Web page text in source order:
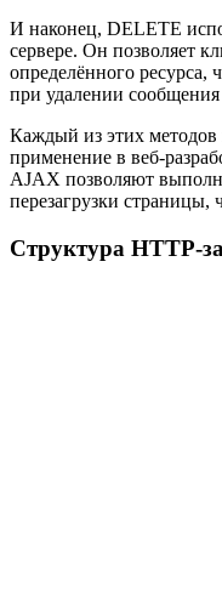
И наконец, DELETE
сервере. Он позволяет
определённого
при удалении
Каждый из этих
применение в веб-
AJAX позволяют
перезагрузки страницы,
Структура HTTP-